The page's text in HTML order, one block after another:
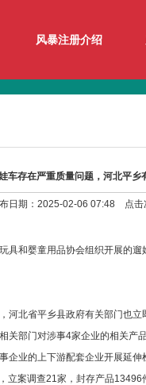
风暴注册介绍
车存在严重质量问题，河北平乡
日期：2025-02-06 07:48 点击
和婴童用品协会组织开展的遛
北省平乡县政府有关部门也立
部门对涉事4家企业的相关产
企业的上下游配套企业开展延
案调查21家，封存产品13496